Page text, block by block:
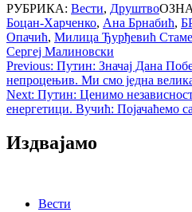
РУБРИКА: Вести, Друштво
Боцан-Харченко, Ана Брнабић,
Опачић, Милица Ђурђевић
Сергеј Малиновски
Post
navigation
Previous: Путин: Значај Дана
непроцењив. Ми смо једна
Next: Путин: Ценимо
енергетици. Вучић: Појачаћемо
Издвајамо
Вести